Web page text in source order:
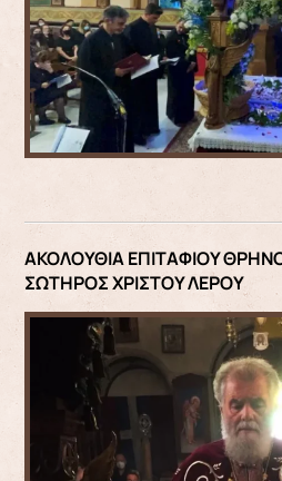
ΑΚΟΛΟΥΘΙΑ ΕΠΙΤΑΦΙΟΥ
ΣΩΤΗΡΟΣ ΧΡΙΣΤΟΥ ΛΕΡΟΥ